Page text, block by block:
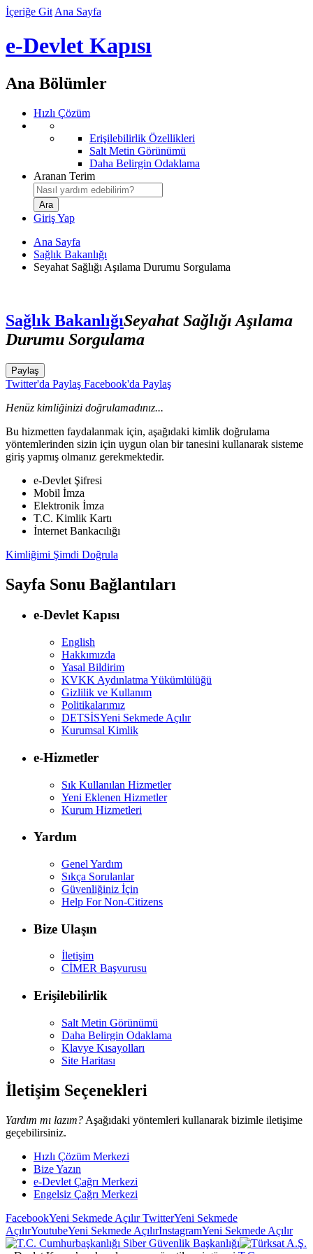
İçeriğe Git Ana Sayfa
e-Devlet Kapısı
Ana Bölümler
Hızlı Çözüm
Erişilebilirlik Özellikleri
Salt Metin Görünümü
Daha Belirgin Odaklama
Aranan Terim
Giriş Yap
Ana Sayfa
Sağlık Bakanlığı
Seyahat Sağlığı Aşılama Durumu Sorgulama
Sağlık BakanlığıSeyahat Sağlığı Aşılama
Durumu Sorgulama
Paylaş
Twitter'da Paylaş Facebook'da Paylaş
Henüz kimliğinizi doğrulamadınız...
Bu hizmetten faydalanmak için, aşağıdaki kimlik doğrulama
yöntemlerinden sizin için uygun olan bir tanesini kullanarak sisteme
giriş yapmış olmanız gerekmektedir.
e-Devlet Şifresi
Mobil İmza
Elektronik İmza
T.C. Kimlik Kartı
İnternet Bankacılığı
Kimliğimi Şimdi Doğrula
Sayfa Sonu Bağlantıları
e-Devlet Kapısı
English
Hakkımızda
Yasal Bildirim
KVKK Aydınlatma Yükümlülüğü
Gizlilik ve Kullanım
Politikalarımız
DETSİSYeni Sekmede Açılır
Kurumsal Kimlik
e-Hizmetler
Sık Kullanılan Hizmetler
Yeni Eklenen Hizmetler
Kurum Hizmetleri
Yardım
Genel Yardım
Sıkça Sorulanlar
Güvenliğiniz İçin
Help For Non-Citizens
Bize Ulaşın
İletişim
CİMER Başvurusu
Erişilebilirlik
Salt Metin Görünümü
Daha Belirgin Odaklama
Klavye Kısayolları
Site Haritası
İletişim Seçenekleri
Yardım mı lazım? Aşağıdaki yöntemleri kullanarak bizimle iletişime
geçebilirsiniz.
Hızlı Çözüm Merkezi
Bize Yazın
e-Devlet Çağrı Merkezi
Engelsiz Çağrı Merkezi
FacebookYeni Sekmede AçılırTwitterYeni Sekmede
AçılırYoutubeYeni Sekmede AçılırInstagramYeni Sekmede Açılır